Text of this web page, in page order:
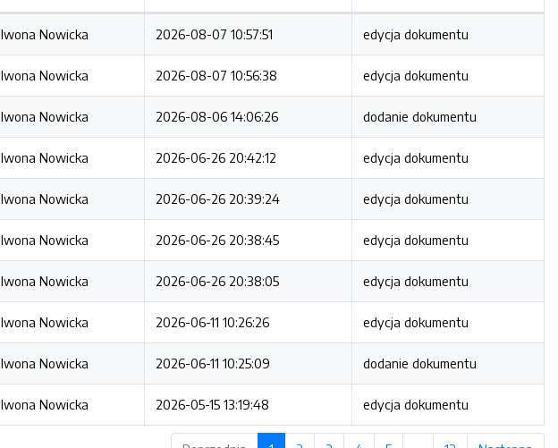
Iwona Nowicka 2026-08-07 10:57:51 edycja dokumentu
Iwona Nowicka 2026-08-07 10:56:38 edycja dokumentu
Iwona Nowicka 2026-08-06 14:06:26 dodanie dokumentu
Iwona Nowicka 2026-06-26 20:42:12 edycja dokumentu
Iwona Nowicka 2026-06-26 20:39:24 edycja dokumentu
Iwona Nowicka 2026-06-26 20:38:45 edycja dokumentu
Iwona Nowicka 2026-06-26 20:38:05 edycja dokumentu
Iwona Nowicka 2026-06-11 10:26:26 edycja dokumentu
Iwona Nowicka 2026-06-11 10:25:09 dodanie dokumentu
Iwona Nowicka 2026-05-15 13:19:48 edycja dokumentu